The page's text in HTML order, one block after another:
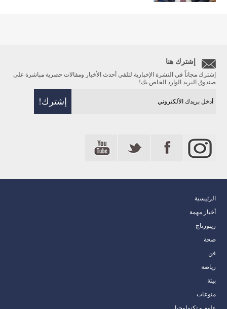
إشترك هنا
إشترك مجاناً في النشرة الإخبارية لتلقي أحدث الأخبار ومقالات حصرية مباشرة على
صندوق البريد الوارد الخاص بك!
الرئيسية
أخبار مهمة
ريبورتاج
صحة
فن
رياضة
بيئة
منوعات